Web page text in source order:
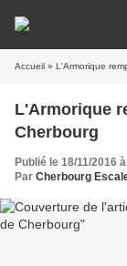
Accueil » L'Armorique
L'Armorique
Cherbourg
Publié le 18/11/2016
Par Cherbourg